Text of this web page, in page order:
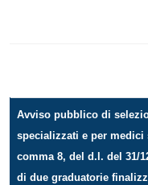
Avviso pubblico di
specializzati e per medici
comma 8, del d.l. del 31/
di due graduatorie